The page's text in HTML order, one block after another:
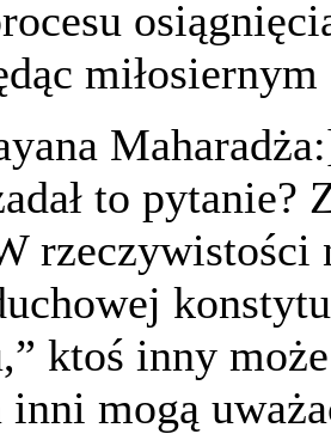
to pytanie?
rzeczywistości
ktoś inny
inni mogą